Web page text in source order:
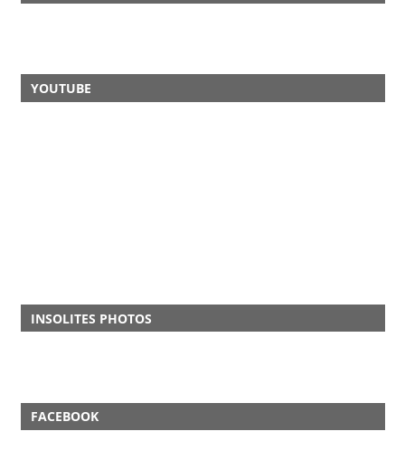
YOUTUBE
INSOLITES PHOTOS
FACEBOOK